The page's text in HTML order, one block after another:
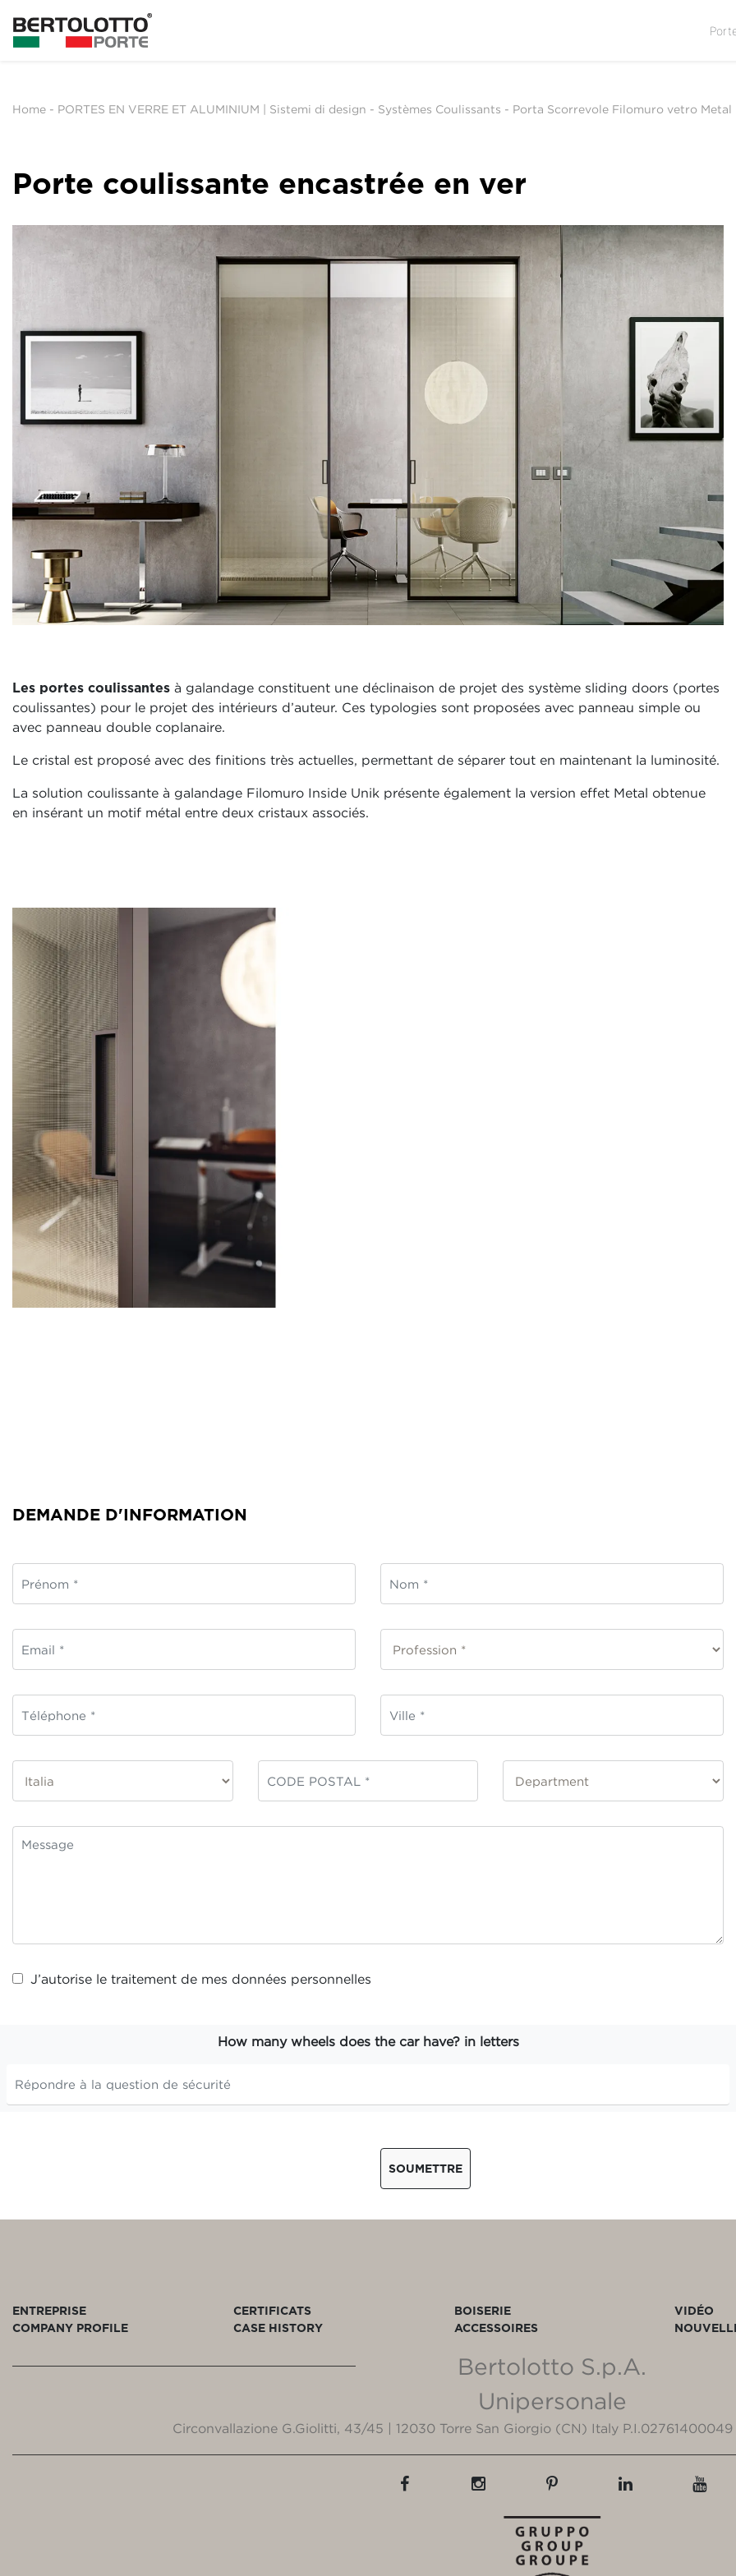
Home - PORTES EN VERRE ET ALUMINIUM | Sistemi di design - Systèmes Coulissants - Porta Scorrevole Filomuro vetro Metal
Porte coulissante encastrée en ver
Les portes coulissantes à galandage constituent une déclinaison de projet des système sliding doors (portes
coulissantes) pour le projet des intérieurs d’auteur. Ces typologies sont proposées avec panneau simple ou
avec panneau double coplanaire.
Le cristal est proposé avec des finitions très actuelles, permettant de séparer tout en maintenant la luminosité.
La solution coulissante à galandage Filomuro Inside Unik présente également la version effet Metal obtenue
en insérant un motif métal entre deux cristaux associés.
DEMANDE D'INFORMATION
J’autorise le traitement de mes données personnelles
How many wheels does the car have? in letters
SOUMETTRE
ENTREPRISE
COMPANY PROFILE
CERTIFICATS
CASE HISTORY
BOISERIE
ACCESSOIRES
VIDÉO
Bertolotto S.p.A.
Unipersonale
Circonvallazione G.Giolitti, 43/45 | 12030 Torre San Giorgio (CN) Italy